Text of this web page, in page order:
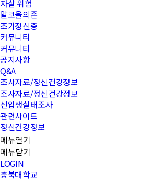
자살 위험
알코올의존
조기정신증
커뮤니티
커뮤니티
공지사항
Q&A
조사자료/정신건강정보
조사자료/정신건강정보
신입생실태조사
관련사이트
정신건강정보
메뉴열기
메뉴닫기
LOGIN
충북대학교